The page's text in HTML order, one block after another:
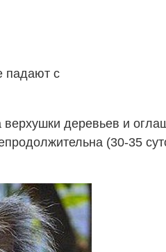
падают с
деревьев и
(30-35